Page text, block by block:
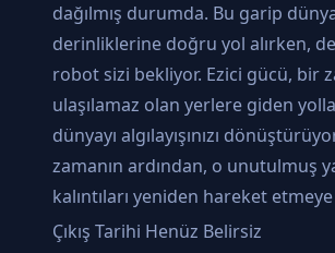
dağılmış durumda. Bu garip
derinliklerine doğru yol alırken,
robot sizi bekliyor. Ezici gücü, bir
ulaşılamaz olan yerlere giden
dünyayı algılayışınızı
zamanın ardından, o unutulmuş
kalıntıları yeniden hareket
Çıkış Tarihi Henüz Belirsiz